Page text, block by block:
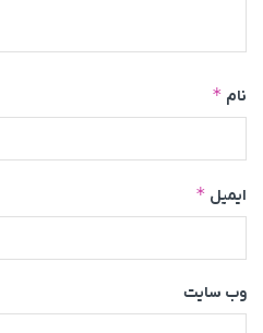
نام *
ایمیل *
وب‌ سایت